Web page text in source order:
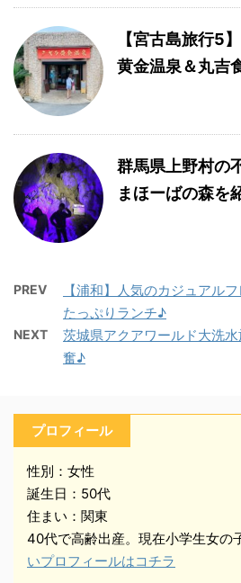
【宮古島旅行5
黄金温泉＆丸吉
群馬県上野村の
まほーばの森を
PREV
【浦和】人気のカジュアル
たっぷりランチ♪
NEXT
茨城県アクアワールド大洗
奮♪
プロフィール
性別：女性
誕生日：50代
住まい：関東
40代で高齢出産。現在小学生女の
いプロフィールはコチラ